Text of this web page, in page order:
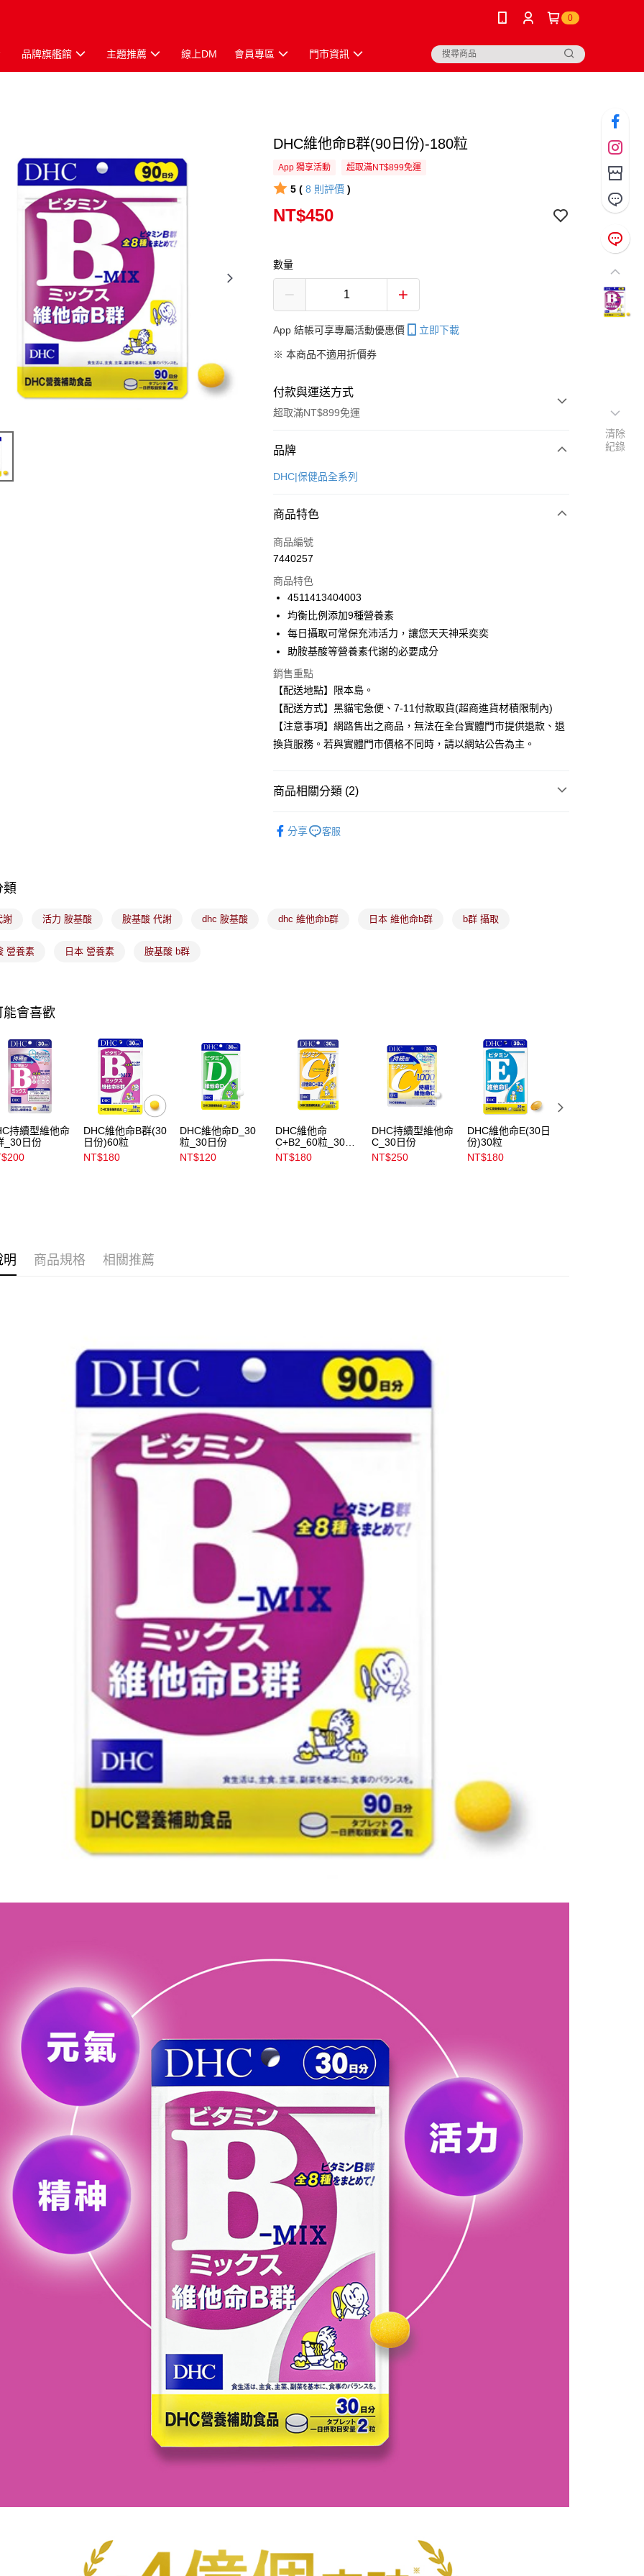
0
品牌旗艦館 主題推薦 線上DM 會員專區 門市資訊
DHC維他命B群(90日份)-180粒
App 獨享活動 超取滿NT$899免運
5 ( 8 則評價 )
NT$450
數量
App 結帳可享專屬活動優惠價 立即下載
※ 本商品不適用折價券
付款與運送方式
超取滿NT$899免運
付款方式
信用卡一次付款
Apple Pay
街口支付
悠遊付
Google Pay
大哥付你分期
相關說明
【大哥付你分期使用說明】
1.本服務由台灣大哥大提供，台灣大哥大用戶可立即使用無須另外申請。
2.付款方式選擇「大哥付你分期」，訂單成立後會自動跳轉到大哥付的交易
3.實際核准額度、可分期數及費用金額請依後續交易確認頁面所載為準。
4.訂單成立30分鐘內，如未前往確認交易或遇審核未通過，訂單將自動取
無法說明評估內容。
【繳款方式說明】
【注意事項】
1.本服務係由「台灣大哥大股份有限公司」（以下簡稱本公司）所提供，讓
ATM付款
每筆NT$100，滿NT$899(含以上)免運費
每筆NT$100，滿NT$899(含以上)免運費
每筆NT$300，滿NT$3,000(含以上)免運費
付款後門市自取
每筆NT$100，滿NT$399(含以上)免運費
品牌
DHC|保健品全系列
商品特色
商品編號
7440257
商品特色
4511413404003
均衡比例添加9種營養素
每日攝取可常保充沛活力，讓您天天神采奕奕
助胺基酸等營養素代謝的必要成分
銷售重點
【配送地點】限本島。
【配送方式】黑貓宅急便、7-11付款取貨(超商進貨材積限制內)
【注意事項】網路售出之商品，無法在全台實體門市提供退款、退
換貨服務。若與實體門市價格不同時，請以網站公告為主。
商品相關分類 (2)
分享 客服
類
謝 活力 胺基酸 胺基酸 代謝 dhc 胺基酸 dhc 維他命b群 日本 維他命b群 b群 攝取
營養素 日本 營養素 胺基酸 b群
能會喜歡
持續型維他命
_30日份
DHC維他命B群(30
日份)60粒
NT$180
DHC維他命D_30
粒_30日份
NT$120
DHC維他命
C+B2_60粒_30日
份
NT$180
DHC持續型維他命
C_30日份
NT$250
DHC維他命E(30日
份)30粒
NT$180
明 商品規格 相關推薦
清除
紀錄